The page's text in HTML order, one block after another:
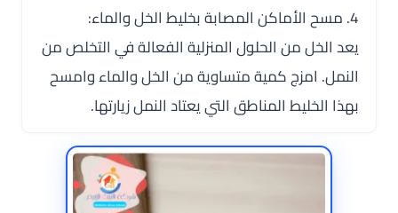
4. مسح الأماكن المصابة بخليط الخل والماء:
يعد الخل من الحلول المنزلية الفعالة في التخلص من
النمل. امزج كمية متساوية من الخل والماء وامسح
بهذا الخليط المناطق التي يعتاد النمل زيارتها.